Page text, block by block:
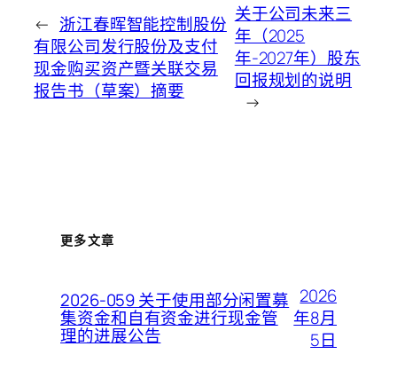
← 浙江春晖智能控制股份
有限公司发行股份及支付
现金购买资产暨关联交易
报告书（草案）摘要
关于公司未来三
年（2025
年-2027年）股东
回报规划的说明
→
更多文章
2026-059 关于使用部分闲置募
集资金和自有资金进行现金管
理的进展公告
2026
年8月
5日